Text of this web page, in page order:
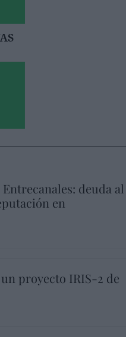
deuda al
en
proyecto IRIS-2 de